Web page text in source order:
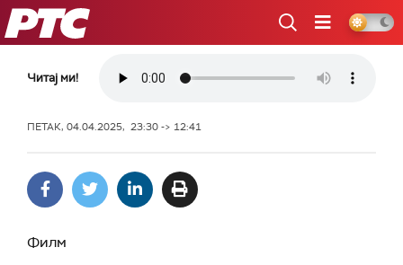
РТС
Читај ми!
ПЕТАК, 04.04.2025, 23:30 -> 12:41
Филм